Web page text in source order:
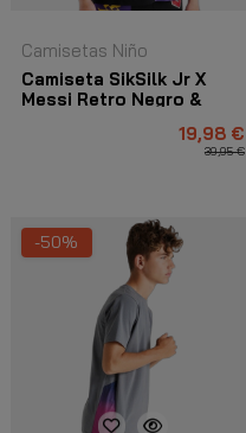
Camisetas Niño
Camiseta SikSilk Jr X
Messi Retro Negro &
19,98 €
39,95 €
-50%